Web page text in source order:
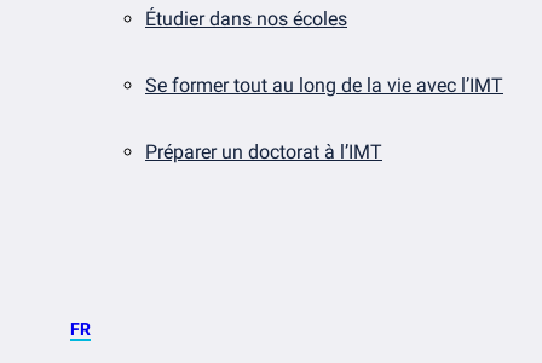
Étudier dans nos écoles
Se former tout au long de la vie avec l’IMT
Préparer un doctorat à l’IMT
FR